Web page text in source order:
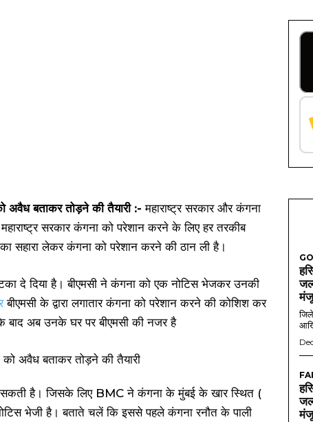
अवैध बताकर तोड़ने की तैयारी :-महाराष्ट्र सरकार और कंगना
सरकार कंगना को परेशान करने के लिए हर तरकीब
का सहारा लेकर कंगना को परेशान करने की ठान ली है।
दे दिया है। बीएमसी ने कंगना को एक नोटिस भेजकर उनकी
बीएमसी के द्वारा लगातार कंगना को परेशान करने की कोशिश कर
बाद अब उनके घर पर बीएमसी की नजर है
सकती है। जिसके लिए BMC ने कंगना के मुंबई के खार स्थित (
भेजी है। बताते चलें कि इससे पहले कंगना रनौत के पाली